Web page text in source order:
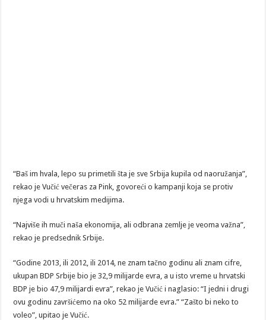
“Baš im hvala, lepo su primetili šta je sve Srbija kupila od naoružanja”,
rekao je Vučić večeras za Pink, govoreći o kampanji koja se protiv
njega vodi u hrvatskim medijima.
“Najviše ih muči naša ekonomija, ali odbrana zemlje je veoma važna”,
rekao je predsednik Srbije.
“Godine 2013, ili 2012, ili 2014, ne znam tačno godinu ali znam cifre,
ukupan BDP Srbije bio je 32,9 milijarde evra, a u isto vreme u hrvatski
BDP je bio 47,9 milijardi evra”, rekao je Vučić i naglasio: “I jedni i drugi
ovu godinu završićemo na oko 52 milijarde evra.” “Zašto bi neko to
voleo”, upitao je Vučić.